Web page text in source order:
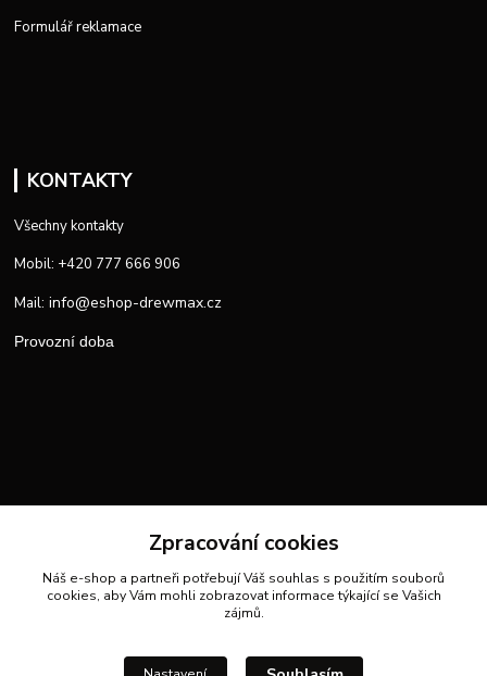
Formulář reklamace
KONTAKTY
Všechny kontakty
Mobil: +420 777 666 906
Mail: info@eshop-drewmax.cz
Provozní doba
Zpracování cookies
Náš e-shop a partneři potřebují Váš souhlas s použitím souborů
cookies, aby Vám mohli zobrazovat informace týkající se Vašich
zájmů.